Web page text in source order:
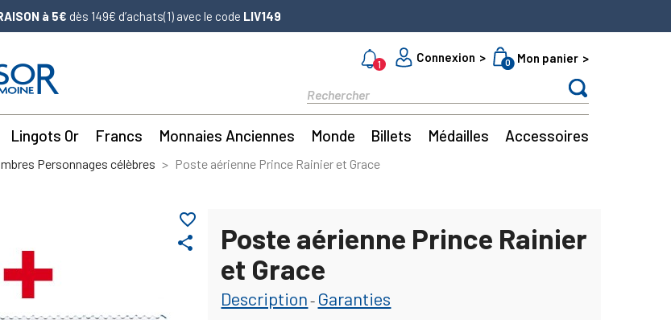
à 5€ dès 149€ d’achats(1) avec le code LIV149
1
Connexion 0 Mon panier
Lingots Or Francs Monnaies Anciennes Monde Billets Médailles Accessoires
Personnages célèbres Poste aérienne Prince Rainier et Grace
share
favorite_border
Poste aérienne Prince Rainier
et Grace
Description - Garanties